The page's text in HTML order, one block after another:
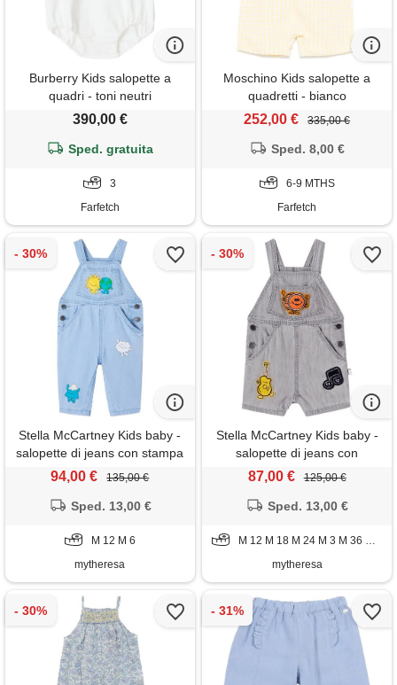
Burberry Kids salopette a
quadri - toni neutri
390,00 €
Sped. gratuita
3
Farfetch
Moschino Kids salopette a
quadretti - bianco
252,00 € 335,00 €
Sped. 8,00 €
6-9 MTHS
Farfetch
Stella McCartney Kids baby -
salopette di jeans con stampa
94,00 € 135,00 €
Sped. 13,00 €
M 12 M 6
mytheresa
Stella McCartney Kids baby -
salopette di jeans con
applicazioni
87,00 € 125,00 €
Sped. 13,00 €
M 12 M 18 M 24 M 3 M 36 M 6 M 9
mytheresa